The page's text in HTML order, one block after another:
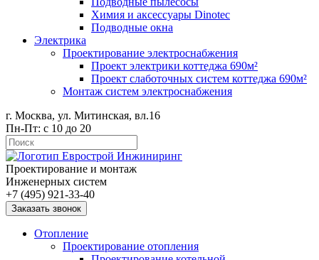
Химия и аксессуары Dinotec
Подводные окна
Электрика
Проектирование электроснабжения
Проект электрики коттеджа 690м²
Проект слаботочных систем коттеджа 690м²
Монтаж систем электроснабжения
г. Москва, ул. Митинская, вл.16
Пн-Пт: с 10 до 20
Проектирование и монтаж
Инженерных систем
+7 (495) 921-33-40
Заказать звонок
Отопление
Проектирование отопления